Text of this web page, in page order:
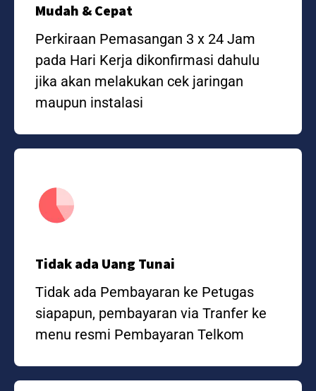
Mudah & Cepat
Perkiraan Pemasangan 3 x 24 Jam
pada Hari Kerja dikonfirmasi dahulu
jika akan melakukan cek jaringan
maupun instalasi
Tidak ada Uang Tunai
Tidak ada Pembayaran ke Petugas
siapapun, pembayaran via Tranfer ke
menu resmi Pembayaran Telkom